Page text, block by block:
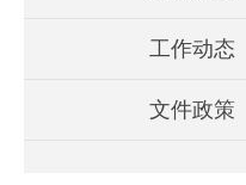
工作动态
文件政策